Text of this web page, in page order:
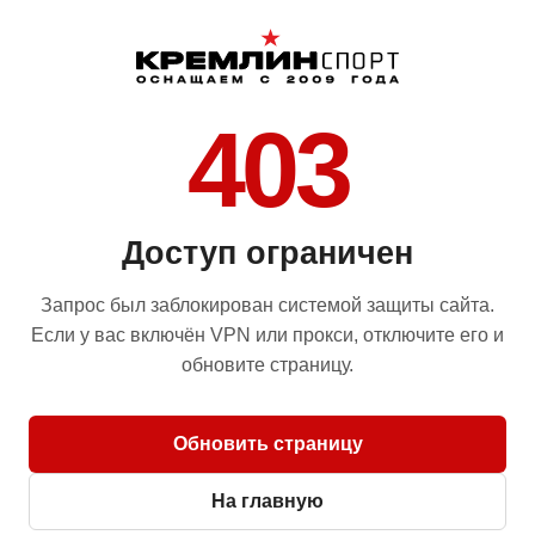
403
Доступ ограничен
Запрос был заблокирован системой защиты сайта.
Если у вас включён VPN или прокси, отключите его и
обновите страницу.
Обновить страницу
На главную